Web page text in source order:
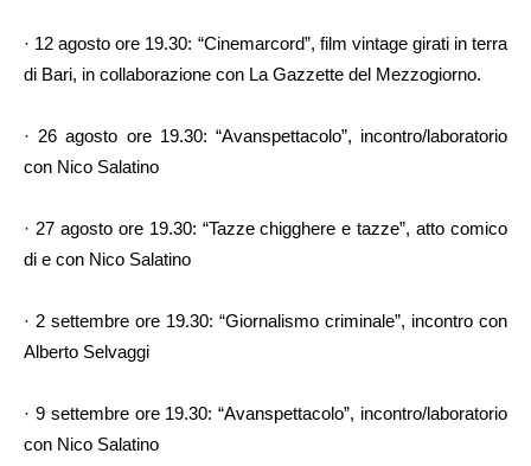
· 12 agosto ore 19.30: “Cinemarcord”, film vintage girati in terra
di Bari, in collaborazione con La Gazzette del Mezzogiorno.
· 26 agosto ore 19.30: “Avanspettacolo”, incontro/laboratorio
con Nico Salatino
· 27 agosto ore 19.30: “Tazze chigghere e tazze”, atto comico
di e con Nico Salatino
· 2 settembre ore 19.30: “Giornalismo criminale”, incontro con
Alberto Selvaggi
· 9 settembre ore 19.30: “Avanspettacolo”, incontro/laboratorio
con Nico Salatino